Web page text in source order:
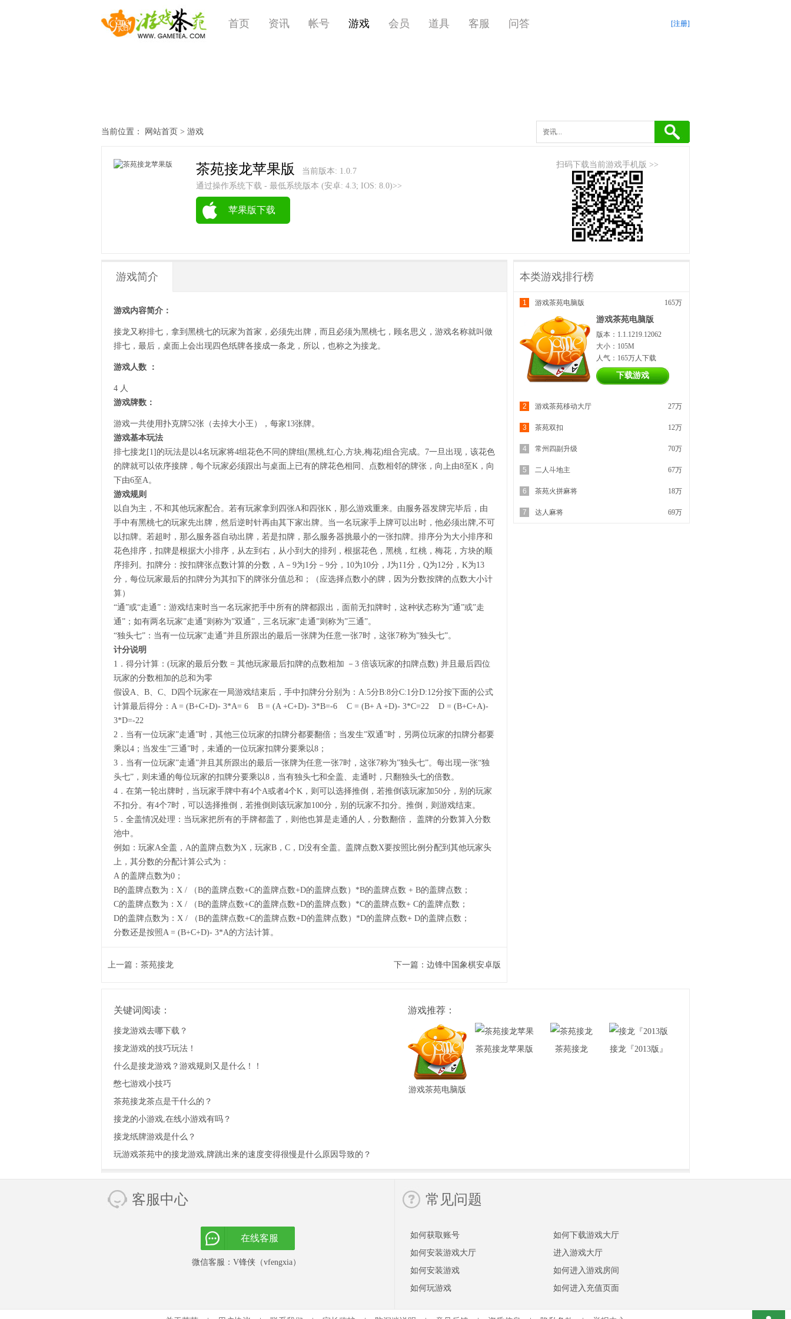
首页 资讯 帐号 游戏 会员 道具 客服 问答 [注册]
当前位置： 网站首页 > 游戏
茶苑接龙苹果版
当前版本: 1.0.7
通过操作系统下载 - 最低系统版本 (安卓: 4.3; IOS: 8.0)>>
苹果版下载
扫码下载当前游戏手机版 >>
游戏简介
游戏内容简介：
接龙又称排七，拿到黑桃七的玩家为首家，必须先出牌，而且必须为黑桃七，顾名思义，游戏名称就叫做
排七，最后，桌面上会出现四色纸牌各接成一条龙，所以，也称之为接龙。
游戏人数 ：
4 人
游戏牌数：
游戏一共使用扑克牌52张（去掉大小王），每家13张牌。
游戏基本玩法
排七接龙[1]的玩法是以4名玩家将4组花色不同的牌组(黑桃,红心,方块,梅花)组合完成。7一旦出现，该花色
的牌就可以依序接牌，每个玩家必须跟出与桌面上已有的牌花色相同、点数相邻的牌张，向上由8至K，向
下由6至A。
游戏规则
以自为主，不和其他玩家配合。若有玩家拿到四张A和四张K，那么游戏重来。由服务器发牌完毕后，由
手中有黑桃七的玩家先出牌，然后逆时针再由其下家出牌。当一名玩家手上牌可以出时，他必须出牌,不可
以扣牌。若超时，那么服务器自动出牌，若是扣牌，那么服务器挑最小的一张扣牌。排序分为大小排序和
花色排序，扣牌是根据大小排序，从左到右，从小到大的排列，根据花色，黑桃，红桃，梅花，方块的顺
序排列。扣牌分：按扣牌张点数计算的分数，A－9为1分－9分，10为10分，J为11分，Q为12分，K为13
分，每位玩家最后的扣牌分为其扣下的牌张分值总和；（应选择点数小的牌，因为分数按牌的点数大小计
算）
“通”或“走通”：游戏结束时当一名玩家把手中所有的牌都跟出，面前无扣牌时，这种状态称为”通”或”走
通”；如有两名玩家”走通”则称为”双通”，三名玩家”走通”则称为”三通”。
“独头七”：当有一位玩家”走通”并且所跟出的最后一张牌为任意一张7时，这张7称为”独头七”。
计分说明
1．得分计算：(玩家的最后分数 = 其他玩家最后扣牌的点数相加 －3 倍该玩家的扣牌点数) 并且最后四位
玩家的分数相加的总和为零
假设A、B、C、D四个玩家在一局游戏结束后，手中扣牌分分别为：A:5分B:8分C:1分D:12分按下面的公式
计算最后得分：A = (B+C+D)- 3*A= 6 B = (A +C+D)- 3*B=-6 C = (B+ A +D)- 3*C=22 D = (B+C+A)-
3*D=-22
2．当有一位玩家”走通”时，其他三位玩家的扣牌分都要翻倍；当发生”双通”时，另两位玩家的扣牌分都要
乘以4；当发生”三通”时，未通的一位玩家扣牌分要乘以8；
3．当有一位玩家”走通”并且其所跟出的最后一张牌为任意一张7时，这张7称为”独头七”。每出现一张“独
头七”，则未通的每位玩家的扣牌分要乘以8，当有独头七和全盖、走通时，只翻独头七的倍数。
4．在第一轮出牌时，当玩家手牌中有4个A或者4个K，则可以选择推倒，若推倒该玩家加50分，别的玩家
不扣分。有4个7时，可以选择推倒，若推倒则该玩家加100分，别的玩家不扣分。推倒，则游戏结束。
5．全盖情况处理：当玩家把所有的手牌都盖了，则他也算是走通的人，分数翻倍， 盖牌的分数算入分数
池中。
例如：玩家A全盖，A的盖牌点数为X，玩家B，C，D没有全盖。盖牌点数X要按照比例分配到其他玩家头
上，其分数的分配计算公式为：
A 的盖牌点数为0；
B的盖牌点数为：X / （B的盖牌点数+C的盖牌点数+D的盖牌点数）*B的盖牌点数 + B的盖牌点数；
C的盖牌点数为：X / （B的盖牌点数+C的盖牌点数+D的盖牌点数）*C的盖牌点数+ C的盖牌点数；
D的盖牌点数为：X / （B的盖牌点数+C的盖牌点数+D的盖牌点数）*D的盖牌点数+ D的盖牌点数；
分数还是按照A = (B+C+D)- 3*A的方法计算。
上一篇： 茶苑接龙 下一篇： 边锋中国象棋安卓版
本类游戏排行榜
1 游戏茶苑电脑版 165万
游戏茶苑电脑版
版本：1.1.1219.12062
大小：105M
人气：165万人下载
下载游戏
2 游戏茶苑移动大厅 27万
3 茶苑双扣 12万
4 常州四副升级 70万
5 二人斗地主 67万
6 茶苑火拼麻将 18万
7 达人麻将 69万
关键词阅读：
接龙游戏去哪下载？
接龙游戏的技巧玩法！
什么是接龙游戏？游戏规则又是什么！！
憋七游戏小技巧
茶苑接龙茶点是干什么的？
接龙的小游戏,在线小游戏有吗？
接龙纸牌游戏是什么？
玩游戏茶苑中的接龙游戏,牌跳出来的速度变得很慢是什么原因导致的？
游戏推荐：
游戏茶苑电脑版
茶苑接龙苹果版 茶苑接龙 接龙『2013版』
客服中心
在线客服
微信客服：V锋侠（vfengxia）
常见问题
如何获取账号
如何下载游戏大厅
如何安装游戏大厅
进入游戏大厅
如何安装游戏
如何进入游戏房间
如何玩游戏
如何进入充值页面